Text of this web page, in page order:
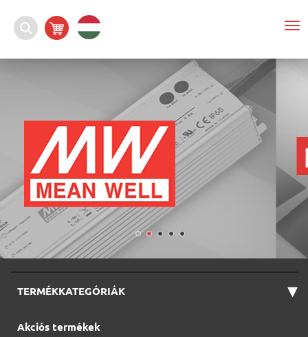
TERMÉKKATEGÓRIÁK ▾
Akciós termékek